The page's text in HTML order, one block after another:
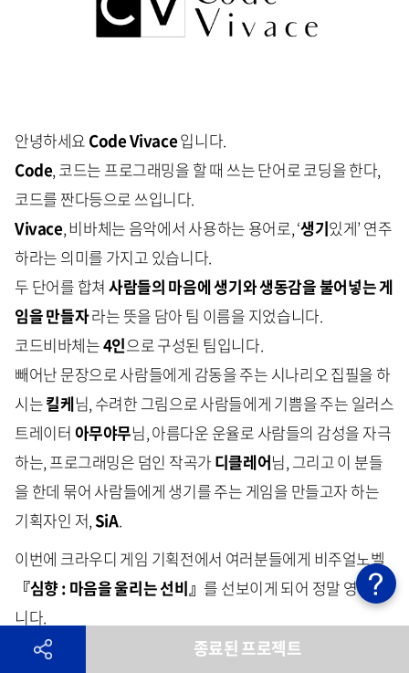
안녕하세요 Code Vivace입니다.
Code, 코드는 프로그래밍을 할 때 쓰는 단어로 코딩을 한다,
코드를 짠다등으로 쓰입니다.
Vivace, 비바체는 음악에서 사용하는 용어로, ‘생기있게’ 연주
하라는 의미를 가지고 있습니다.
두 단어를 합쳐 사람들의 마음에 생기와 생동감을 불어넣는 게
임을 만들자라는 뜻을 담아 팀 이름을 지었습니다.
코드비바체는4인으로 구성된 팀입니다.
빼어난 문장으로 사람들에게 감동을 주는 시나리오 집필을 하
시는킬케님, 수려한 그림으로 사람들에게 기쁨을 주는 일러스
트레이터 아무야무님, 아름다운 운율로 사람들의 감성을 자극
하는, 프로그래밍은 덤인 작곡가 디클레어님, 그리고 이 분들
을 한데 묶어 사람들에게 생기를 주는 게임을 만들고자 하는
기획자인 저, SiA.
이번에 크라우디 게임 기획전에서 여러분들에게 비주얼노벨
『심향 : 마음을 울리는 선비』 를 선보이게 되어 정말 영광입
니다.
종료된 프로젝트